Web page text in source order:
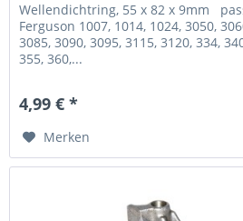
Wellendichtring, 55 x 82 x 9mm
Ferguson 1007, 1014, 1024, 3050,
3085, 3090, 3095, 3115, 3120, 334,
355, 360,...
4,99 € *
Merken